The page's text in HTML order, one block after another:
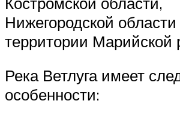
Нижегородской
территории Марийской
Река Ветлуга имеет
особенности: